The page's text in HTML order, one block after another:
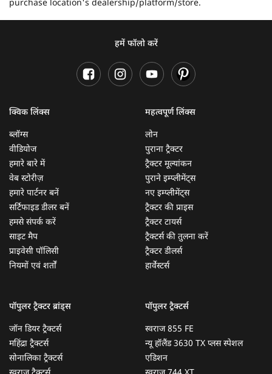
purchase location's dealership/platform/store.
हमें फॉलो करें
क्विक लिंक्स
ब्लॉग्स
वीडियोज
हमारे बारे में
वेब स्टोरीज़
हमारे पार्टनर बनें
सर्टिफाइड डीलर बनें
हमसे संपर्क करें
साइट मैप
प्राइवेसी पॉलिसी
नियमों एवं शर्तों
महत्वपूर्ण लिंक्स
लोन
पुराना ट्रैक्टर
ट्रैक्टर मूल्यांकन
पुराने इम्प्लीमेंट्स
नए इम्प्लीमेंट्स
ट्रैक्टर की प्राइस
ट्रैक्टर टायर्स
ट्रैक्टर्स की तुलना करें
ट्रैक्टर डीलर्स
हार्वेस्टर्स
पॉपुलर ट्रैक्टर ब्रांड्स
जॉन डियर ट्रैक्टर्स
महिंद्रा ट्रैक्टर्स
सोनालिका ट्रैक्टर्स
पॉपुलर ट्रैक्टर्स
स्वराज 855 FE
न्यू हॉलैंड 3630 TX प्लस स्पेशल
एडिशन